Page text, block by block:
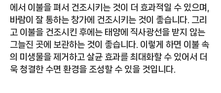
에서 이불을 펴서 건조시키는 것이 더 효과적일 수 있으며,
바람이 잘 통하는 창가에 건조시키는 것이 좋습니다. 그리
고 이불을 건조시킨 후에는 태양에 직사광선을 받지 않는
그늘진 곳에 보관하는 것이 좋습니다. 이렇게 하면 이불 속
의 미생물을 제거하고 살균 효과를 최대화할 수 있어서 더
욱 청결한 수면 환경을 조성할 수 있을 것입니다.